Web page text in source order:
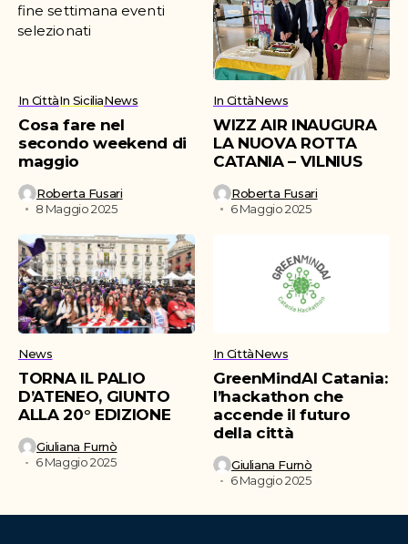
In CittàIn SiciliaNews
Cosa fare nel
secondo weekend di
maggio
Roberta Fusari
8 Maggio 2025
In CittàNews
WIZZ AIR INAUGURA
LA NUOVA ROTTA
CATANIA – VILNIUS
Roberta Fusari
6 Maggio 2025
News
TORNA IL PALIO
D’ATENEO, GIUNTO
ALLA 20° EDIZIONE
Giuliana Furnò
6 Maggio 2025
In CittàNews
GreenMindAI Catania:
l’hackathon che
accende il futuro
della città
Giuliana Furnò
6 Maggio 2025